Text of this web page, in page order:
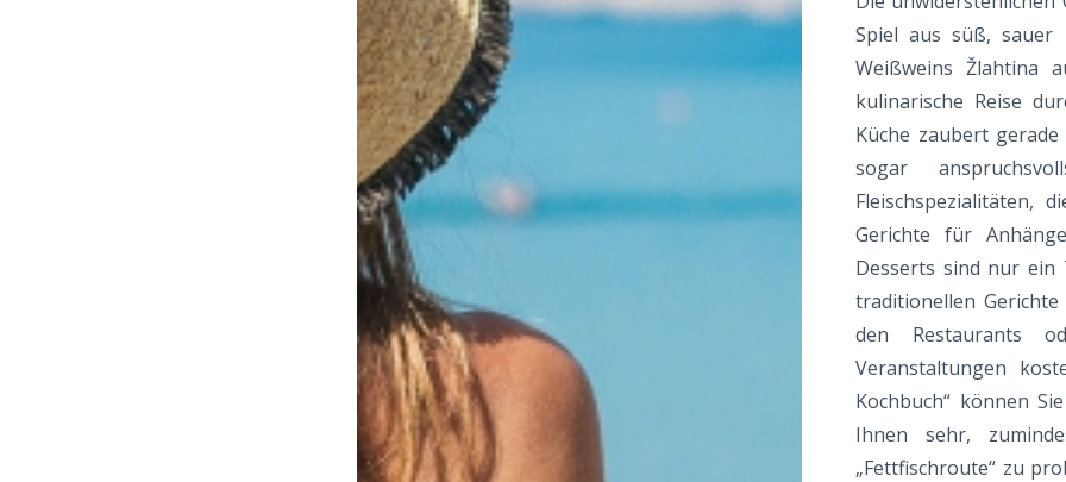
Spiel aus süß,
Weißweins Žlahtina
kulinarische Reise
Küche zaubert
sogar
Fleischspezialitäten,
Gerichte für
Desserts sind nur ein
traditionellen
den Restaurants
Veranstaltungen
Kochbuch“ können
Ihnen sehr,
„Fettfischroute“ zu